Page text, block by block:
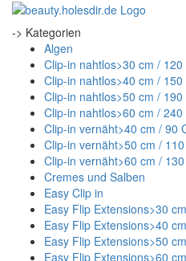
-> Kategorien
Algen
Clip-in nahtlos>30 cm / 120
Clip-in nahtlos>40 cm / 150
Clip-in nahtlos>50 cm / 190
Clip-in nahtlos>60 cm / 240
Clip-in vernäht>40 cm / 90
Clip-in vernäht>50 cm /
Clip-in vernäht>60 cm /
Cremes und Salben
Easy Clip in
Easy Flip Extensions>30
Easy Flip Extensions>40
Easy Flip Extensions>50
Easy Flip Extensions>60